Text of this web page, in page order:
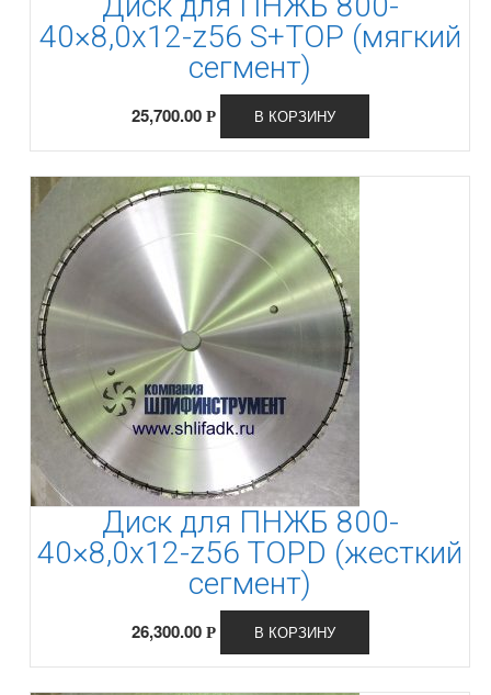
40×8,0x12-z56 S+TOP (мягкий
сегмент)
25,700.00 Р В КОРЗИНУ
Диск для ПНЖБ 800-
40×8,0x12-z56 TOPD (жесткий
сегмент)
26,300.00 Р В КОРЗИНУ